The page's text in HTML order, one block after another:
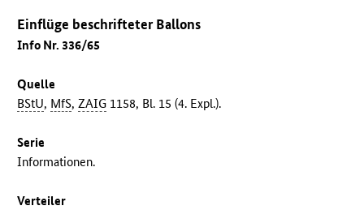
Einflüge beschrifteter Ballons
Info Nr. 336/65
Quelle
BStU, MfS,ZAIG 1158, Bl. 15 (4. Expl.).
Serie
Informationen.
Verteiler